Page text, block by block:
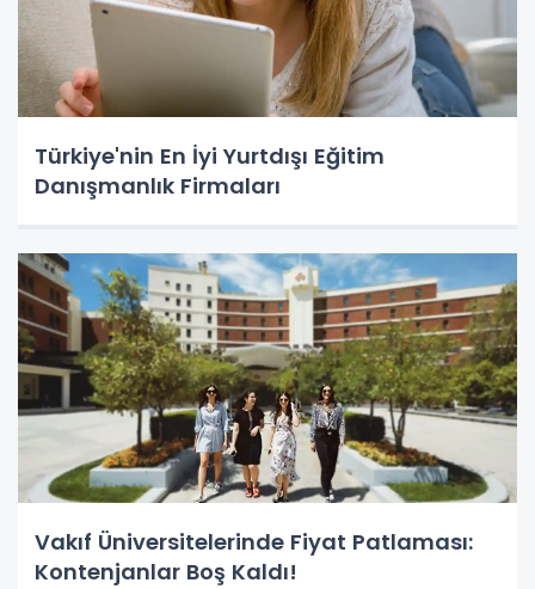
Türkiye'nin En İyi Yurtdışı Eğitim
Danışmanlık Firmaları
Vakıf Üniversitelerinde Fiyat Patlaması:
Kontenjanlar Boş Kaldı!